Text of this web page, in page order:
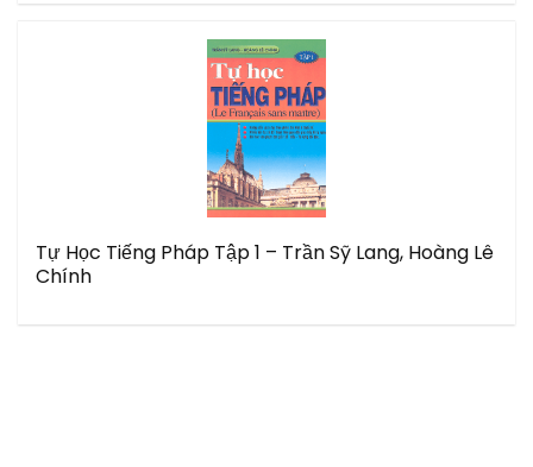
Tự Học Tiếng Pháp Tập 1 – Trần Sỹ Lang, Hoàng Lê
Chính